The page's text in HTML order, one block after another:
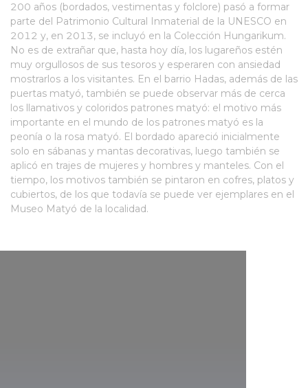
200 años (bordados, vestimentas y folclore) pasó a formar
parte del Patrimonio Cultural Inmaterial de la UNESCO en
2012 y, en 2013, se incluyó en la Colección Hungarikum.
No es de extrañar que, hasta hoy día, los lugareños estén
muy orgullosos de sus tesoros y esperaren con ansiedad
mostrarlos a los visitantes. En el barrio Hadas, además de las
puertas matyó, también se puede observar más de cerca
los llamativos y coloridos patrones matyó: el motivo más
importante en el mundo de los patrones matyó es la
peonía o la rosa matyó. El bordado apareció inicialmente
solo en sábanas y mantas decorativas, luego también se
aplicó en trajes de mujeres y hombres y manteles. Con el
tiempo, los motivos también se pintaron en cofres, platos y
cubiertos, de los que todavía se puede ver ejemplares en el
Museo Matyó de la localidad.